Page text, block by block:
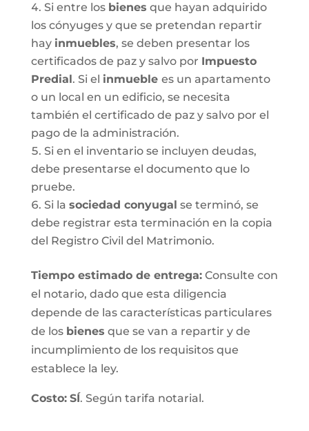
Si entre los bienes que hayan adquirido
los cónyuges y que se pretendan repartir
hay inmuebles, se deben presentar los
certificados de paz y salvo por Impuesto
Predial. Si el inmueble es un apartamento
o un local en un edificio, se necesita
también el certificado de paz y salvo por el
pago de la administración.
Si en el inventario se incluyen deudas,
debe presentarse el documento que lo
pruebe.
Si la sociedad conyugal se terminó, se
debe registrar esta terminación en la copia
del Registro Civil del Matrimonio.
Tiempo estimado de entrega:Consulte con
el notario, dado que esta diligencia
depende de las características particulares
de los bienes que se van a repartir y de
incumplimiento de los requisitos que
establece la ley.
Costo: SÍ. Según tarifa notarial.